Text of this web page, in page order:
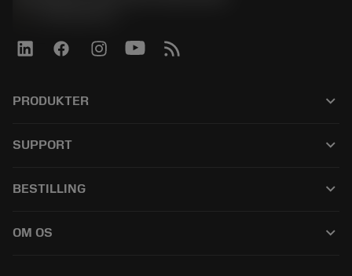
PRODUKTER keyboard_arrow_down
Al software
SUPPORT keyboard_arrow_down
Distributører og specialister
BESTILLING keyboard_arrow_down
Bestil
OM OS keyboard_arrow_down